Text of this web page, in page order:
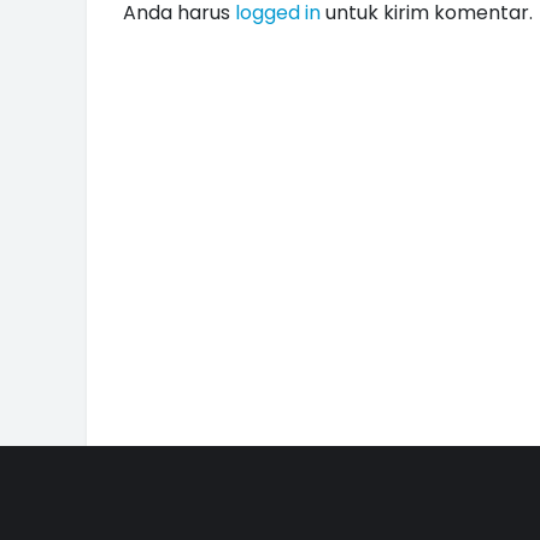
Anda harus logged inuntuk kirim komentar.